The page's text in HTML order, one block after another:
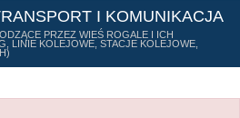
I KOMUNIKACJA
PRZEZ WIEŚ ROGALE I ICH
LINIE KOLEJOWE, STACJE KOLEJOWE,